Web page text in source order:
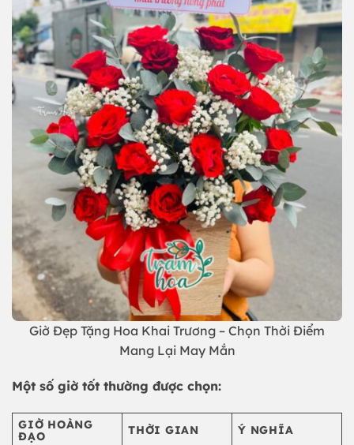
Giờ Đẹp Tặng Hoa Khai Trương – Chọn Thời Điểm
Mang Lại May Mắn
Một số giờ tốt thường được chọn:
GIỜ HOÀNG
ĐẠO
THỜI GIAN Ý NGHĨA